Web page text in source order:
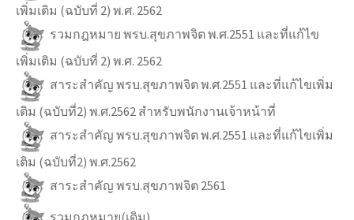
เพิ่มเติม (ฉบับที่ 2) พ.ศ. 2562
รวมกฎหมาย พรบ.สุขภาพจิต พ.ศ.2551 และที่แก้ไข
เพิ่มเติม (ฉบับที่ 2) พ.ศ. 2562
สาระสำคัญ พรบ.สุขภาพจิต พ.ศ.2551 และที่แก้ไขเพิ่ม
เติม (ฉบับที่2) พ.ศ.2562 สำหรับพนักงานเจ้าหน้าที่
สาระสำคัญ พรบ.สุขภาพจิต พ.ศ.2551 และที่แก้ไขเพิ่ม
เติม (ฉบับที่2) พ.ศ.2562
สาระสำคัญ พรบ.สุขภาพจิต 2561